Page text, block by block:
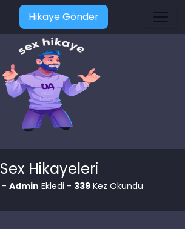
Hikaye Gönder
Sex Hikayeleri
- Admin Ekledi - 339 Kez Okundu